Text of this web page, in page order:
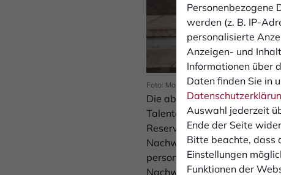
Personenbezogene
werden (z. B. IP-
personalisierte
Anzeigen- und
Informationen über
Daten finden Sie in
Auswahl jederzeit
Ende der Seite
Bitte beachte, dass
Einstellungen
Funktionen der
Foto: Monika Gajdzik
Die ab der neuen Saison
Talenten eine Möglichkeit
Reserve als U23-Team
Nachwuchszentrum
personelle Neuausrichtung
Nachwuchs- und